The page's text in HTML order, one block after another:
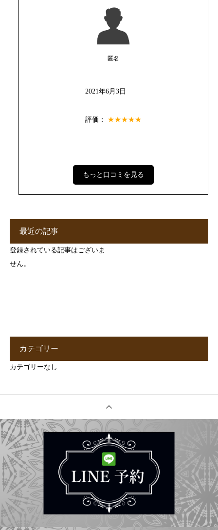
匿名
2021年6月3日
評価： ★★★★★
もっと口コミを見る
最近の記事
登録されている記事はございま
せん。
カテゴリー
カテゴリーなし